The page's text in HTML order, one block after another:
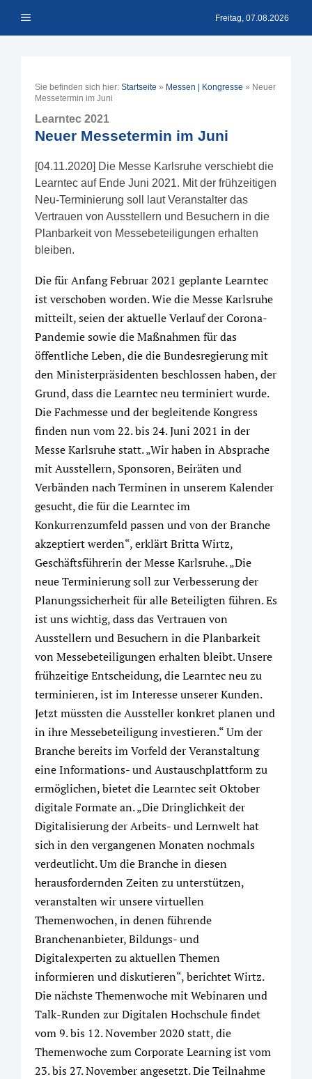
Inhalt Menü Freitag, 07.08.2026
Sie befinden sich hier: Startseite » Messen | Kongresse » Neuer
Messetermin im Juni
Learntec 2021
Neuer Messetermin im Juni
[04.11.2020] Die Messe Karlsruhe verschiebt die
Learntec auf Ende Juni 2021. Mit der frühzeitigen
Neu-Terminierung soll laut Veranstalter das
Vertrauen von Ausstellern und Besuchern in die
Planbarkeit von Messebeteiligungen erhalten
bleiben.
Die für Anfang Februar 2021 geplante Learntec
ist verschoben worden. Wie die Messe Karlsruhe
mitteilt, seien der aktuelle Verlauf der Corona-
Pandemie sowie die Maßnahmen für das
öffentliche Leben, die die Bundesregierung mit
den Ministerpräsidenten beschlossen haben, der
Grund, dass die Learntec neu terminiert wurde.
Die Fachmesse und der begleitende Kongress
finden nun vom 22. bis 24. Juni 2021 in der
Messe Karlsruhe statt. „Wir haben in Absprache
mit Ausstellern, Sponsoren, Beiräten und
Verbänden nach Terminen in unserem Kalender
gesucht, die für die Learntec im
Konkurrenzumfeld passen und von der Branche
akzeptiert werden“, erklärt Britta Wirtz,
Geschäftsführerin der Messe Karlsruhe. „Die
neue Terminierung soll zur Verbesserung der
Planungssicherheit für alle Beteiligten führen. Es
ist uns wichtig, dass das Vertrauen von
Ausstellern und Besuchern in die Planbarkeit
von Messebeteiligungen erhalten bleibt. Unsere
frühzeitige Entscheidung, die Learntec neu zu
terminieren, ist im Interesse unserer Kunden.
Jetzt müssten die Aussteller konkret planen und
in ihre Messebeteiligung investieren.“ Um der
Branche bereits im Vorfeld der Veranstaltung
eine Informations- und Austauschplattform zu
ermöglichen, bietet die Learntec seit Oktober
digitale Formate an. „Die Dringlichkeit der
Digitalisierung der Arbeits- und Lernwelt hat
sich in den vergangenen Monaten nochmals
verdeutlicht. Um die Branche in diesen
herausfordernden Zeiten zu unterstützen,
veranstalten wir unsere virtuellen
Themenwochen, in denen führende
Branchenanbieter, Bildungs- und
Digitalexperten zu aktuellen Themen
informieren und diskutieren“, berichtet Wirtz.
Die nächste Themenwoche mit Webinaren und
Talk-Runden zur Digitalen Hochschule findet
vom 9. bis 12. November 2020 statt, die
Themenwoche zum Corporate Learning ist vom
23. bis 27. November angesetzt. Die Teilnahme